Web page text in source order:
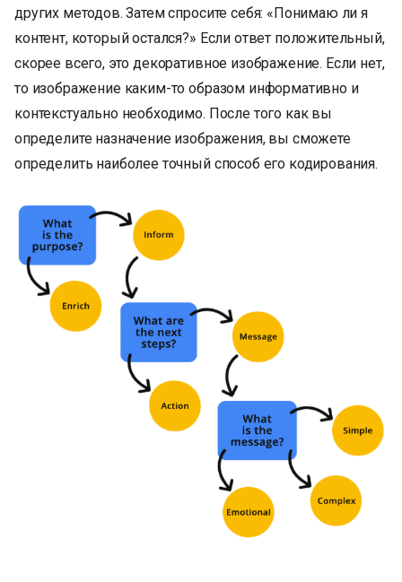
других методов. Затем спросите себя: «Понимаю ли я
контент, который остался?» Если ответ положительный,
скорее всего, это декоративное изображение. Если нет,
то изображение каким-то образом информативно и
контекстуально необходимо. После того как вы
определите назначение изображения, вы сможете
определить наиболее точный способ его кодирования.